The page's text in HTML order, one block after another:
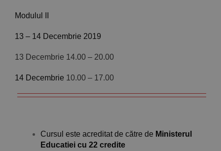
Modulul II
13 – 14 Decembrie 2019
13 Decembrie 14.00 – 20.00
14 Decembrie 10.00 – 17.00
Cursul este acreditat de către de Ministerul
Educatiei cu 22 credite